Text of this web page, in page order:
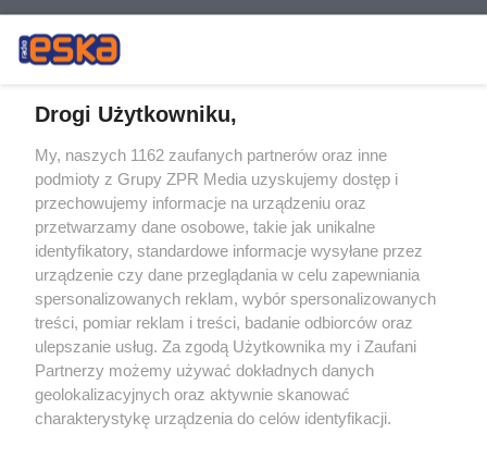
Żaden utwór zamieszczony w serwisie nie może być powielany i
rozpowszechniany lub dalej rozpowszechniany w jakikolwiek sposób (w
tym także elektroniczny lub mechaniczny) na jakimkolwiek polu
eksploatacji w jakiejkolwiek formie, włącznie z umieszczaniem w
Internecie bez pisemnej zgody właściciela praw. Jakiekolwiek użycie lub
wykorzystanie utworów w całości lub w części z naruszeniem prawa,
tzn. bez właściwej zgody, jest zabronione pod groźbą kary i może być
ścigane prawnie.
Drogi Użytkowniku,
My, naszych 1162 zaufanych partnerów oraz inne
podmioty z Grupy ZPR Media uzyskujemy dostęp i
przechowujemy informacje na urządzeniu oraz
przetwarzamy dane osobowe, takie jak unikalne
identyfikatory, standardowe informacje wysyłane przez
urządzenie czy dane przeglądania w celu zapewniania
spersonalizowanych reklam, wybór spersonalizowanych
treści, pomiar reklam i treści, badanie odbiorców oraz
ulepszanie usług. Za zgodą Użytkownika my i Zaufani
Partnerzy możemy używać dokładnych danych
geolokalizacyjnych oraz aktywnie skanować
charakterystykę urządzenia do celów identyfikacji.